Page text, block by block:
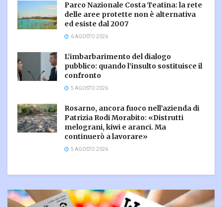
Parco Nazionale Costa Teatina: la rete
delle aree protette non è alternativa
ed esiste dal 2007
6 AGOSTO 2026
L’imbarbarimento del dialogo
pubblico: quando l’insulto sostituisce il
confronto
5 AGOSTO 2026
Rosarno, ancora fuoco nell’azienda di
Patrizia Rodi Morabito: «Distrutti
melograni, kiwi e aranci. Ma
continuerò a lavorare»
5 AGOSTO 2026